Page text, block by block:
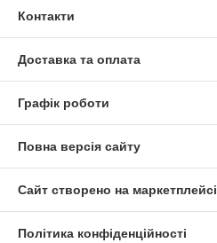
Контакти
Доставка та оплата
Графік роботи
Повна версія сайту
Сайт створено на маркетплейсі
Політика конфіденційності